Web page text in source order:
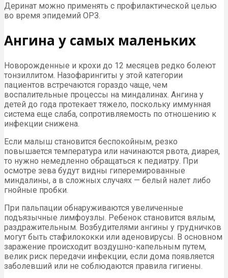
Деринат можно применять с профилактической целью
во время эпидемий ОРЗ.
Ангина у самых маленьких
Новорожденные и крохи до 12 месяцев редко болеют
тонзиллитом. Назофарингиты у этой категории
пациентов встречаются гораздо чаще, чем
воспалительные процессы на миндалинах. Ангина у
детей до года протекает тяжело, поскольку иммунная
система еще слаба, сопротивляемость по отношению к
инфекции снижена.
Если малыш становится беспокойным, резко
повышается температура или начинаются рвота, диарея,
то нужно немедленно обращаться к педиатру. При
осмотре зева будут видны гиперемированные
миндалины, а в сложных случаях — белый налет либо
гнойные пробки.
При пальпации обнаруживаются увеличенные
подъязычные лимфоузлы. Ребенок становится вялым,
раздражительным. Возбудителями ангины у грудничков
могут быть стафилококки или аденовирусы. В основном
заражение происходит воздушно-капельным путем,
велик риск передачи инфекции, если дома появляется
заболевший или не соблюдаются правила гигиены.